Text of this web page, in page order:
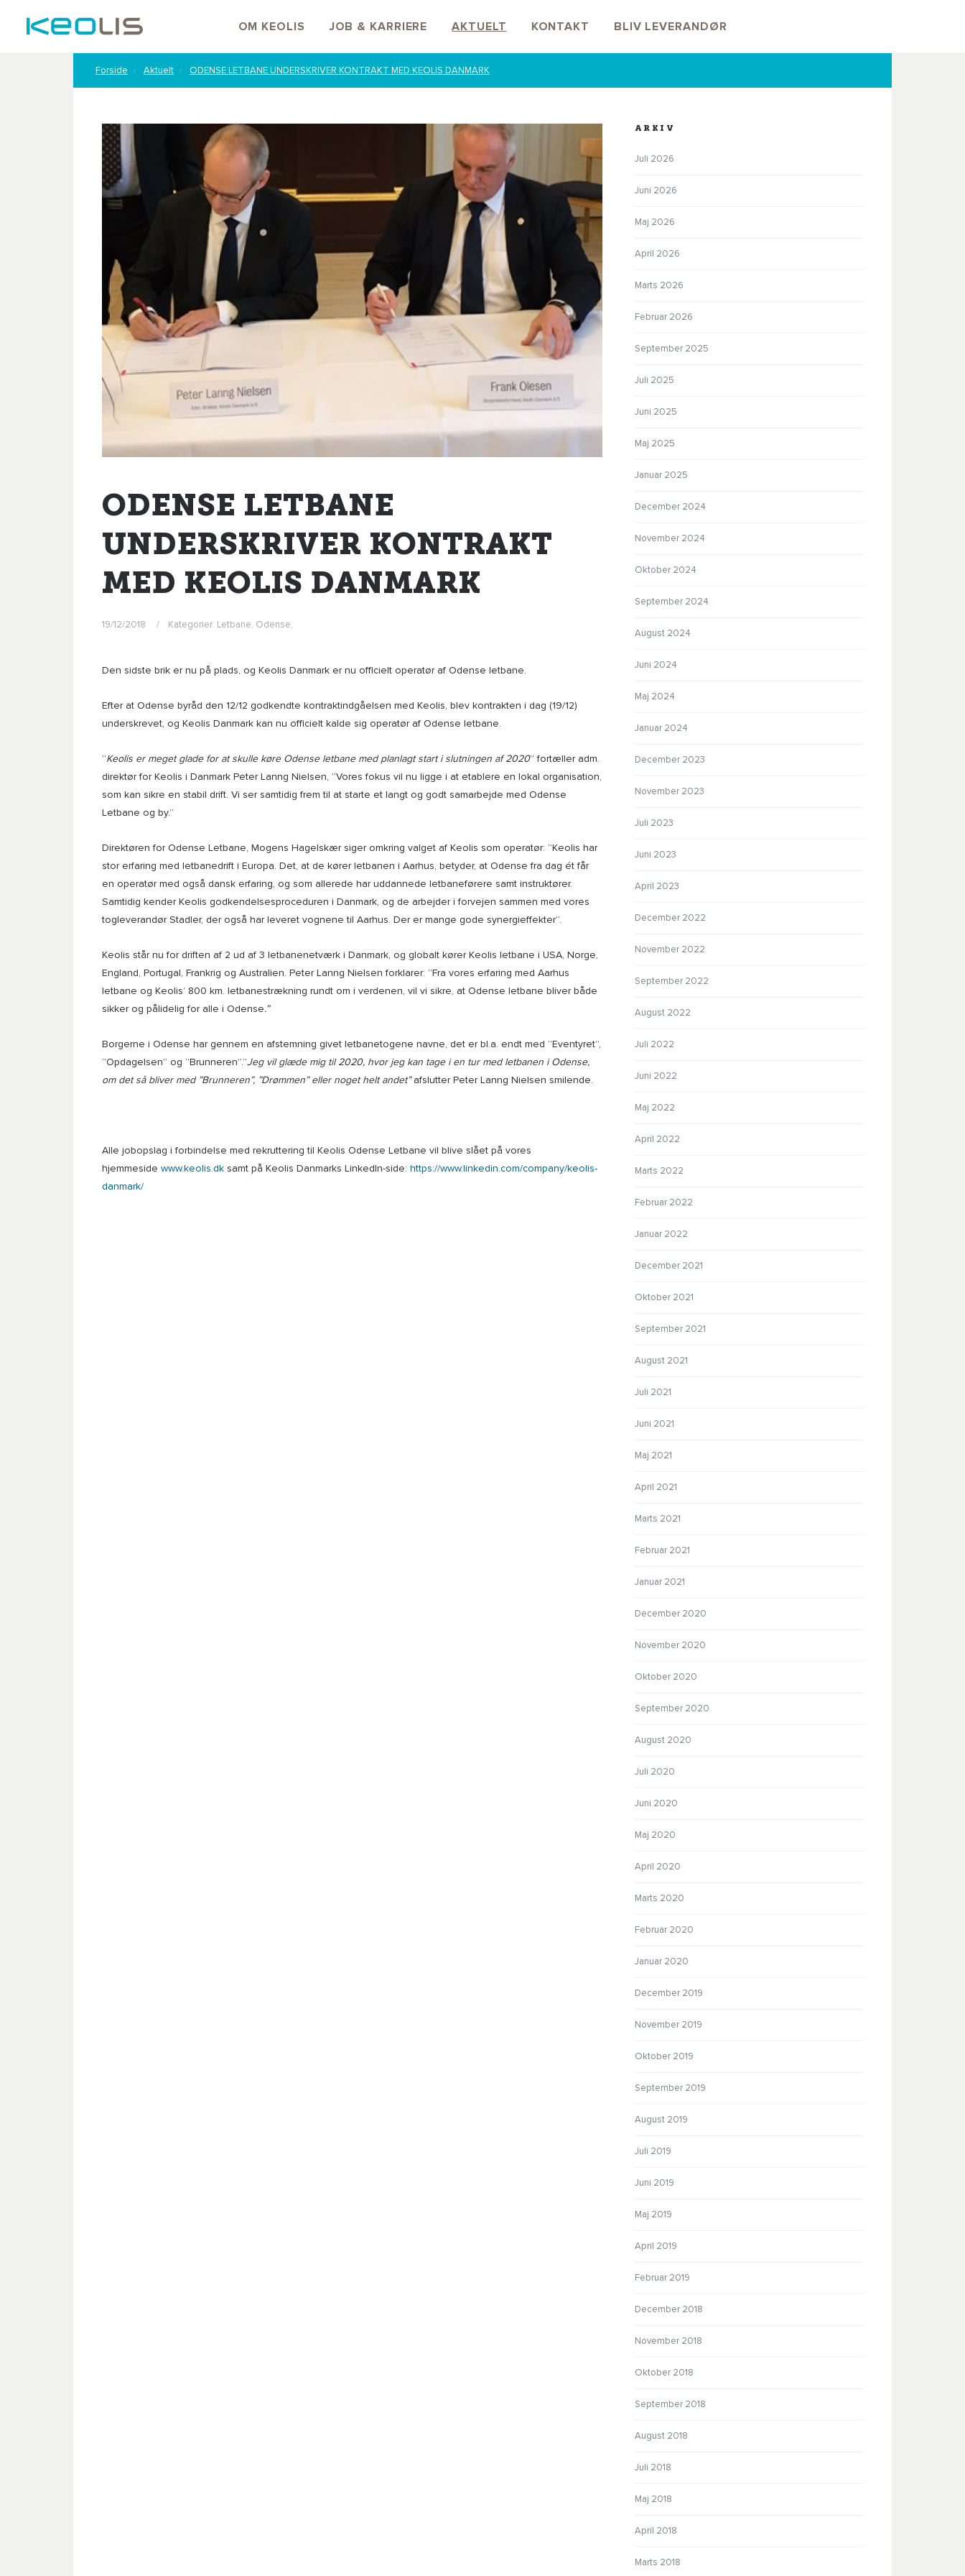
OM KEOLIS JOB & KARRIERE AKTUELT KONTAKT BLIV LEVERANDØR
Forside Aktuelt ODENSE LETBANE UNDERSKRIVER KONTRAKT MED KEOLIS DANMARK
ODENSE LETBANE
UNDERSKRIVER KONTRAKT
MED KEOLIS DANMARK
19/12/2018 Kategorier: Letbane, Odense,
Den sidste brik er nu på plads, og Keolis Danmark er nu officielt operatør af Odense letbane.
Efter at Odense byråd den 12/12 godkendte kontraktindgåelsen med Keolis, blev kontrakten i dag (19/12)
underskrevet, og Keolis Danmark kan nu officielt kalde sig operatør af Odense letbane.
”Keolis er meget glade for at skulle køre Odense letbane med planlagt start i slutningen af 2020” fortæller adm.
direktør for Keolis i Danmark Peter Lanng Nielsen, ”Vores fokus vil nu ligge i at etablere en lokal organisation,
som kan sikre en stabil drift. Vi ser samtidig frem til at starte et langt og godt samarbejde med Odense
Letbane og by.”
Direktøren for Odense Letbane, Mogens Hagelskær siger omkring valget af Keolis som operatør: ”Keolis har
stor erfaring med letbanedrift i Europa. Det, at de kører letbanen i Aarhus, betyder, at Odense fra dag ét får
en operatør med også dansk erfaring, og som allerede har uddannede letbaneførere samt instruktører.
Samtidig kender Keolis godkendelsesproceduren i Danmark, og de arbejder i forvejen sammen med vores
togleverandør Stadler, der også har leveret vognene til Aarhus. Der er mange gode synergieffekter”.
Keolis står nu for driften af 2 ud af 3 letbanenetværk i Danmark, og globalt kører Keolis letbane i USA, Norge,
England, Portugal, Frankrig og Australien. Peter Lanng Nielsen forklarer: ”Fra vores erfaring med Aarhus
letbane og Keolis’ 800 km. letbanestrækning rundt om i verdenen, vil vi sikre, at Odense letbane bliver både
sikker og pålidelig for alle i Odense.”
Borgerne i Odense har gennem en afstemning givet letbanetogene navne, det er bl.a. endt med ”Eventyret”,
”Opdagelsen” og ”Brunneren”.”Jeg vil glæde mig til 2020, hvor jeg kan tage i en tur med letbanen i Odense,
om det så bliver med ”Brunneren”, ”Drømmen” eller noget helt andet”afslutter Peter Lanng Nielsen smilende.
Alle jobopslag i forbindelse med rekruttering til Keolis Odense Letbane vil blive slået på vores
hjemmeside www.keolis.dk samt på Keolis Danmarks LinkedIn-side: https://www.linkedin.com/company/keolis-
danmark/
ARKIV
Juli 2026
Juni 2026
Maj 2026
April 2026
Marts 2026
Februar 2026
September 2025
Juli 2025
Juni 2025
Maj 2025
Januar 2025
December 2024
November 2024
Oktober 2024
September 2024
August 2024
Juni 2024
Maj 2024
Januar 2024
December 2023
November 2023
Juli 2023
Juni 2023
April 2023
December 2022
November 2022
September 2022
August 2022
Juli 2022
Juni 2022
Maj 2022
April 2022
Marts 2022
Februar 2022
Januar 2022
December 2021
Oktober 2021
September 2021
August 2021
Juli 2021
Juni 2021
Maj 2021
April 2021
Marts 2021
Februar 2021
Januar 2021
December 2020
November 2020
Oktober 2020
September 2020
August 2020
Juli 2020
Juni 2020
Maj 2020
April 2020
Marts 2020
Februar 2020
Januar 2020
December 2019
November 2019
Oktober 2019
September 2019
August 2019
Juli 2019
Juni 2019
Maj 2019
April 2019
Februar 2019
December 2018
November 2018
Oktober 2018
September 2018
August 2018
Juli 2018
Maj 2018
April 2018
Marts 2018